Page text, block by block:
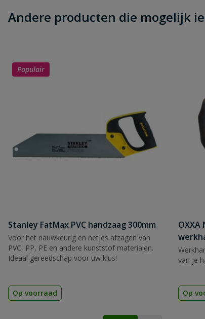
Andere producten die mogelijk
Populair
Stanley FatMax PVC handzaag 300mm
Voor het nauwkeurig en netjes afzagen van
PVC, PP, PE en andere kunststof materialen.
Ideaal gereedschap voor uw klus!
Op voorraad
OXXA
van je
Op